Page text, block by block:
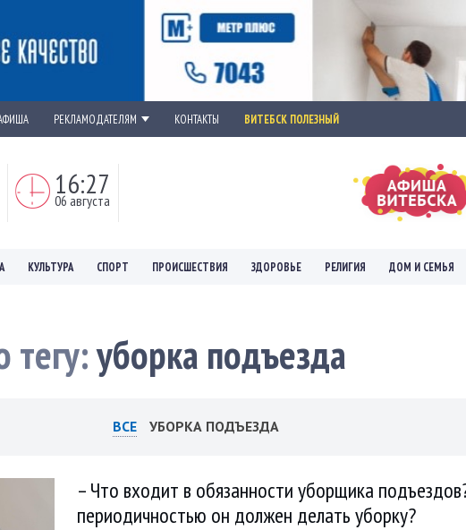
РЕКЛАМОДАТЕЛЯМ КОНТАКТЫ ВИТЕБСК ПОЛЕЗНЫЙ
16:27
06 августа
КУЛЬТУРА СПОРТ ПРОИСШЕСТВИЯ ЗДОРОВЬЕ РЕЛИГИЯ ДОМ И СЕМЬЯ
тегу:уборка подъезда
ВСЕ УБОРКА ПОДЪЕЗДА
– Что входит в обязанности уборщика
периодичностью он должен делать уборку?